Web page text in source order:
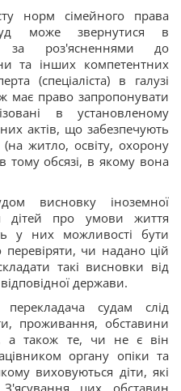
норм сімейного права
може звернутися в
за роз'ясненнями до
та інших компетентних
(спеціаліста) в галузі
має право запропонувати
в установленому
актів, що забезпечують
житло, освіту, охорону
тому обсязі, в якому вона
висновку іноземної
дітей про умови життя
у них можливості бути
чи надано цій
такі висновки від
держави.
судам слід
проживання, обставини
а також те, чи не є він
органу опіки та
виховуються діти, які
цих обставин